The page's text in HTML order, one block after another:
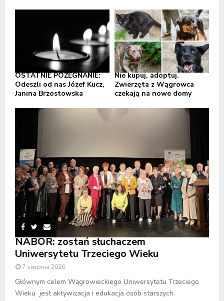
OSTATNIE POŻEGNANIE:
Odeszli od nas Józef Kucz,
Janina Brzostowska
Nie kupuj, adoptuj.
Zwierzęta z Wągrowca
czekają na nowe domy
NABÓR: zostań słuchaczem
Uniwersytetu Trzeciego Wieku
7 sierpnia 2026
Głównym celem Wągrowieckiego Uniwersytetu Trzeciego
Wieku jest aktywizacja i edukacja osób starszych.